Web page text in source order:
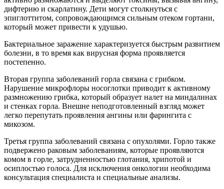
дифтерию и скарлатину. Дети могут столкнуться с
эпиглоттитом, сопровождающимся сильным отеком гортани,
который может привести к удушью.
Бактериальное заражение характеризуется быстрым развитием
болезни, в то время как вирусная форма проявляется
постепенно.
Вторая группа заболеваний горла связана с грибком.
Нарушение микрофлоры носоглотки приводит к активному
размножению грибка, который образует налет на миндалинах
и стенках горла. Внешне неподготовленный взгляд может
легко перепутать проявления ангины или фарингита с
микозом.
Третья группа заболеваний связана с опухолями. Горло также
подвержено раковым заболеваниям, которые проявляются
комом в горле, затрудненностью глотания, хрипотой и
осиплостью голоса. Для исключения онкологии необходима
консультация специалиста и специальные анализы.